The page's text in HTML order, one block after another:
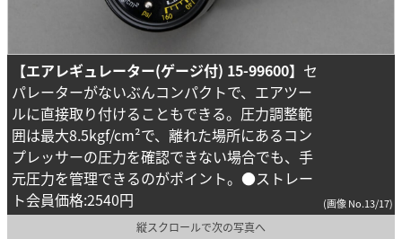
【エアレギュレーター(ゲージ付) 15-99600】 セ
パレーターがないぶんコンパクトで、エアツー
ルに直接取り付けることもできる。圧力調整範
囲は最大8.5kgf/cm²で、離れた場所にあるコン
プレッサーの圧力を確認できない場合でも、手
元圧力を管理できるのがポイント。●ストレー
ト会員価格:2540円
(画像 No.13/17)
縦スクロールで次の写真へ